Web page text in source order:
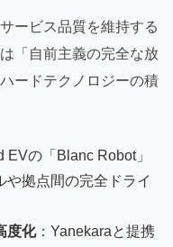
ービス品質を維持する
「自前主義の完全な放
ードテクノロジーの積
EVの「Blanc Robot」
や拠点間の完全ドライ
度化：Yanekaraと提携